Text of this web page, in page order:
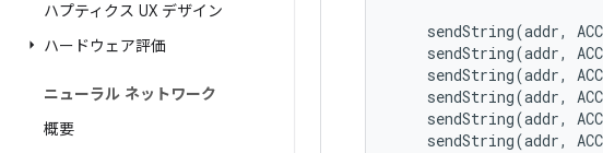
ハプティクス UX デザイン
ハードウェア評価
ニューラル ネットワーク
概要
sendString(addr,
sendString(addr,
sendString(addr,
sendString(addr,
sendString(addr,
sendString(addr,